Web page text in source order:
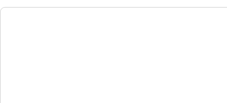
Набережные Челны